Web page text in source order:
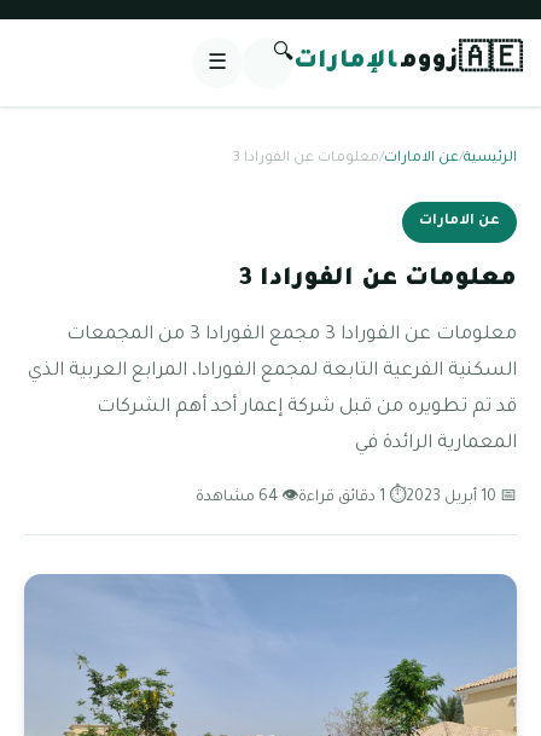
🇦🇪زوومالإمارات🔍
☰
الرئيسية/عن الامارات/معلومات عن الفورادا 3
عن الامارات
معلومات عن الفورادا 3
معلومات عن الفورادا 3 مجمع الفورادا 3 من المجمعات
السكنية الفرعية التابعة لمجمع الفورادا، المرابع العربية الذي
قد تم تطويره من قبل شركة إعمار أحد أهم الشركات
المعمارية الرائدة في
📅 10 أبريل 2023 ⏱ 1 دقائق قراءة 👁 64 مشاهدة